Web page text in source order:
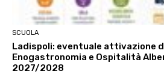
SCUOLA
Ladispoli: eventuale attivazione
Enogastronomia e Ospitalità
2027/2028